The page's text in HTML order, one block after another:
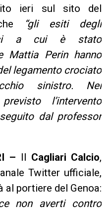
ieri sul sito del
“gli esiti degli
a cui è stato
Mattia Perin hanno
legamento crociato
sinistro. Nei
l’intervento
dal professor
– Il Cagliari Calcio,
Twitter ufficiale,
portiere del Genoa:
non averti contro